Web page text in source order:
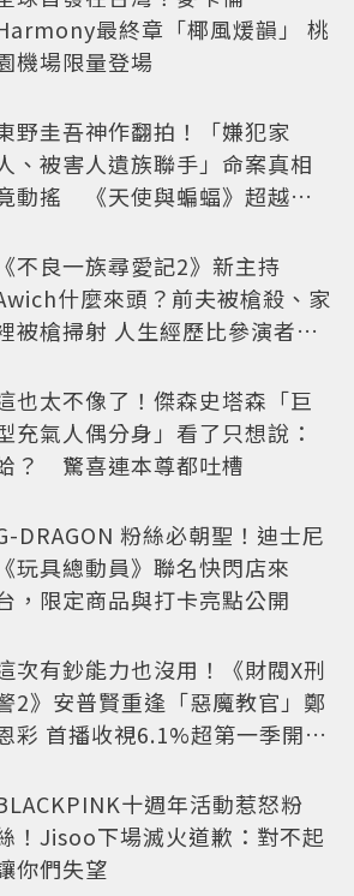
最終章「椰風煖韻」 桃
機場限量登場
野圭吾神作翻拍！「嫌犯家
、被害人遺族聯手」命案真相
動搖 《天使與蝙蝠》超越懸
《不良一族尋愛記2》新主持
什麼來頭？前夫被槍殺、家
被槍掃射 人生經歷比參演者還
也太不像了！傑森史塔森「巨
充氣人偶分身」看了只想說：
？ 驚喜連本尊都吐槽
DRAGON 粉絲必朝聖！迪士尼
《玩具總動員》聯名快閃店來
，限定商品與打卡亮點公開
次有鈔能力也沒用！《財閥X刑
2》安普賢重逢「惡魔教官」鄭
彩 首播收視6.1%超第一季開紅
十週年活動惹怒粉
！Jisoo下場滅火道歉：對不起
你們失望